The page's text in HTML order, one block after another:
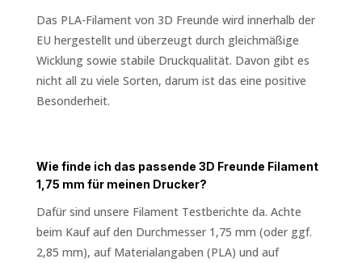
Das PLA-Filament von 3D Freunde wird innerhalb der
EU hergestellt und überzeugt durch gleichmäßige
Wicklung sowie stabile Druckqualität. Davon gibt es
nicht all zu viele Sorten, darum ist das eine positive
Besonderheit.
Wie finde ich das passende 3D Freunde Filament
1,75 mm für meinen Drucker?
Dafür sind unsere Filament Testberichte da. Achte
beim Kauf auf den Durchmesser 1,75 mm (oder ggf.
2,85 mm), auf Materialangaben (PLA) und auf